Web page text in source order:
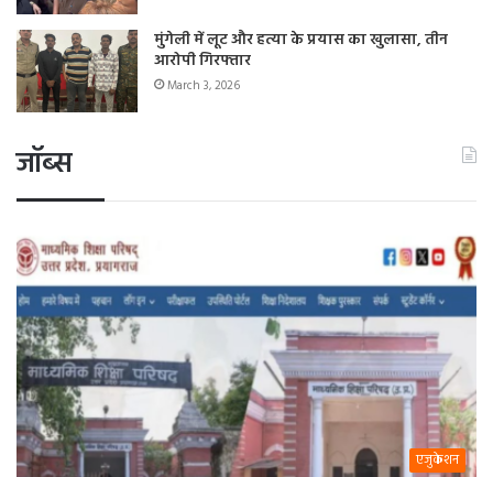
मुंगेली में लूट और हत्या के प्रयास का खुलासा, तीन
आरोपी गिरफ्तार
March 3, 2026
जॉब्स
एजुकेशन